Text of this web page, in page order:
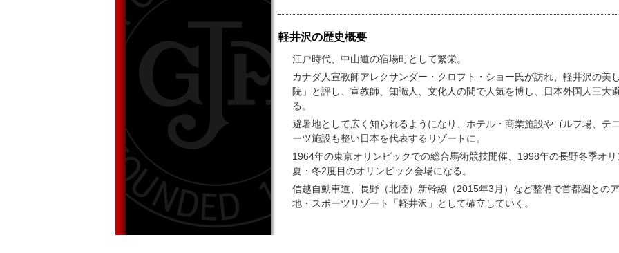
軽井沢の歴史概要
江戸時代、中山道の宿場町として繁栄。
カナダ人宣教師アレクサンダー・クロフト・ショー氏が訪れ、軽井沢の美
院」と評し、宣教師、知識人、文化人の間で人気を博し、日本外国人三大
る。
避暑地として広く知られるようになり、ホテル・商業施設やゴルフ場、テ
ーツ施設も整い日本を代表するリゾートに。
1964年の東京オリンピックでの総合馬術競技開催、1998年の長野冬季オ
夏・冬2度目のオリンピック会場になる。
信越自動車道、長野（北陸）新幹線（2015年3月）など整備で首都圏との
地・スポーツリゾート「軽井沢」として確立していく。